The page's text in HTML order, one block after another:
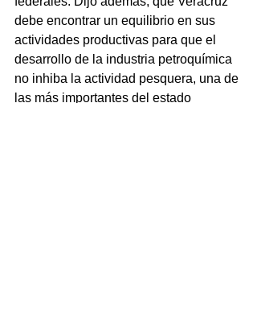
debe encontrar un equilibrio en sus
actividades productivas para que el
desarrollo de la industria petroquímica
no inhiba la actividad pesquera, una de
las más importantes del estado